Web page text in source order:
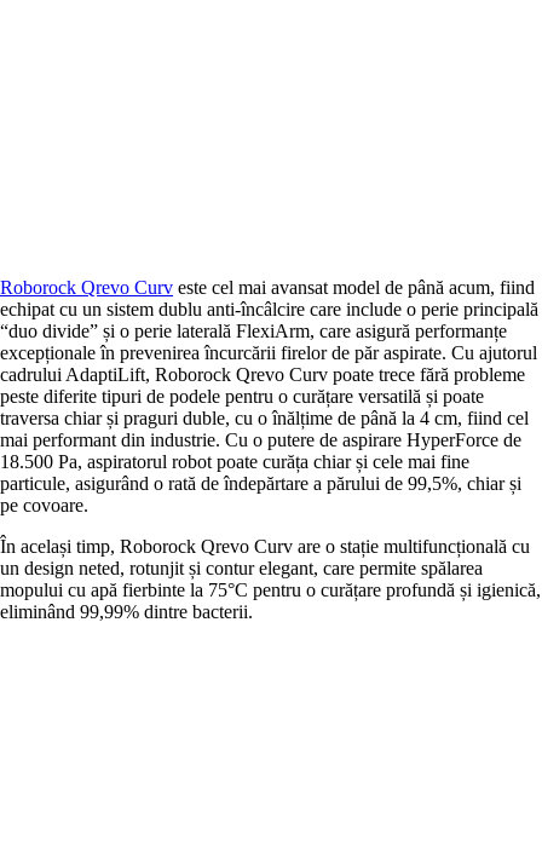
Roborock Qrevo Curv este cel mai avansat model de până acum, fiind
echipat cu un sistem dublu anti-încâlcire care include o perie principală
“duo divide” și o perie laterală FlexiArm, care asigură performanțe
excepționale în prevenirea încurcării firelor de păr aspirate. Cu ajutorul
cadrului AdaptiLift, Roborock Qrevo Curv poate trece fără probleme
peste diferite tipuri de podele pentru o curățare versatilă și poate
traversa chiar și praguri duble, cu o înălțime de până la 4 cm, fiind cel
mai performant din industrie. Cu o putere de aspirare HyperForce de
18.500 Pa, aspiratorul robot poate curăța chiar și cele mai fine
particule, asigurând o rată de îndepărtare a părului de 99,5%, chiar și
pe covoare.
În același timp, Roborock Qrevo Curv are o stație multifuncțională cu
un design neted, rotunjit și contur elegant, care permite spălarea
mopului cu apă fierbinte la 75°C pentru o curățare profundă și igienică,
eliminând 99,99% dintre bacterii.